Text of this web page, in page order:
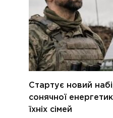
Стартує новий
сонячної
їхніх сімей